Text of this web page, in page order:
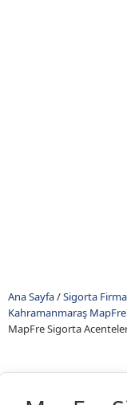
Ana Sayfa/Sigorta
Kahramanmaraş
MapFre Sigorta